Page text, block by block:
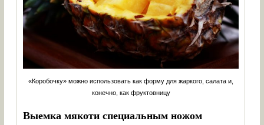
«Коробочку» можно использовать как форму для жаркого, салата и,
конечно, как фруктовницу
Выемка мякоти специальным ножом